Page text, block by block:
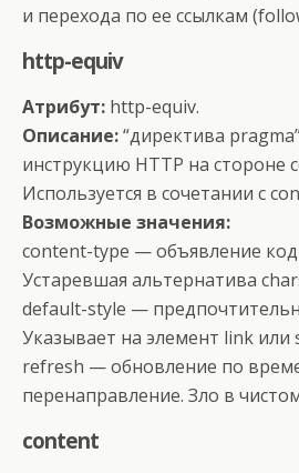
и перехода по ее ссылкам
http-equiv
Атрибут: http-equiv.
Описание:“директива
инструкцию HTTP на стороне
Используется в сочетании с
Возможные значения:
content-type — объявление
Устаревшая альтернатива
default-style —
Указывает на элемент link или
refresh — обновление по
перенаправление. Зло в
content